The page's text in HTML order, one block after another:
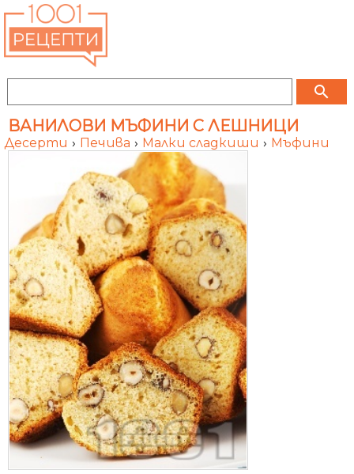
search
ВАНИЛОВИ МЪФИНИ С ЛЕШНИЦИ
Десерти › Печива › Малки сладкиши › Мъфини